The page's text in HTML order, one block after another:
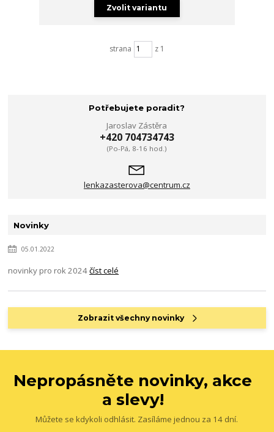
Zvolit variantu
strana z 1
Potřebujete poradit?
Jaroslav Zástěra
+420 704734743
(Po-Pá, 8-16 hod.)
lenkazasterova@centrum.cz
Novinky
05.01.2022
novinky pro rok 2024číst celé
Zobrazit všechny novinky
Nepropásněte novinky, akce
a slevy!
Můžete se kdykoli odhlásit. Zasíláme jednou za 14 dní.